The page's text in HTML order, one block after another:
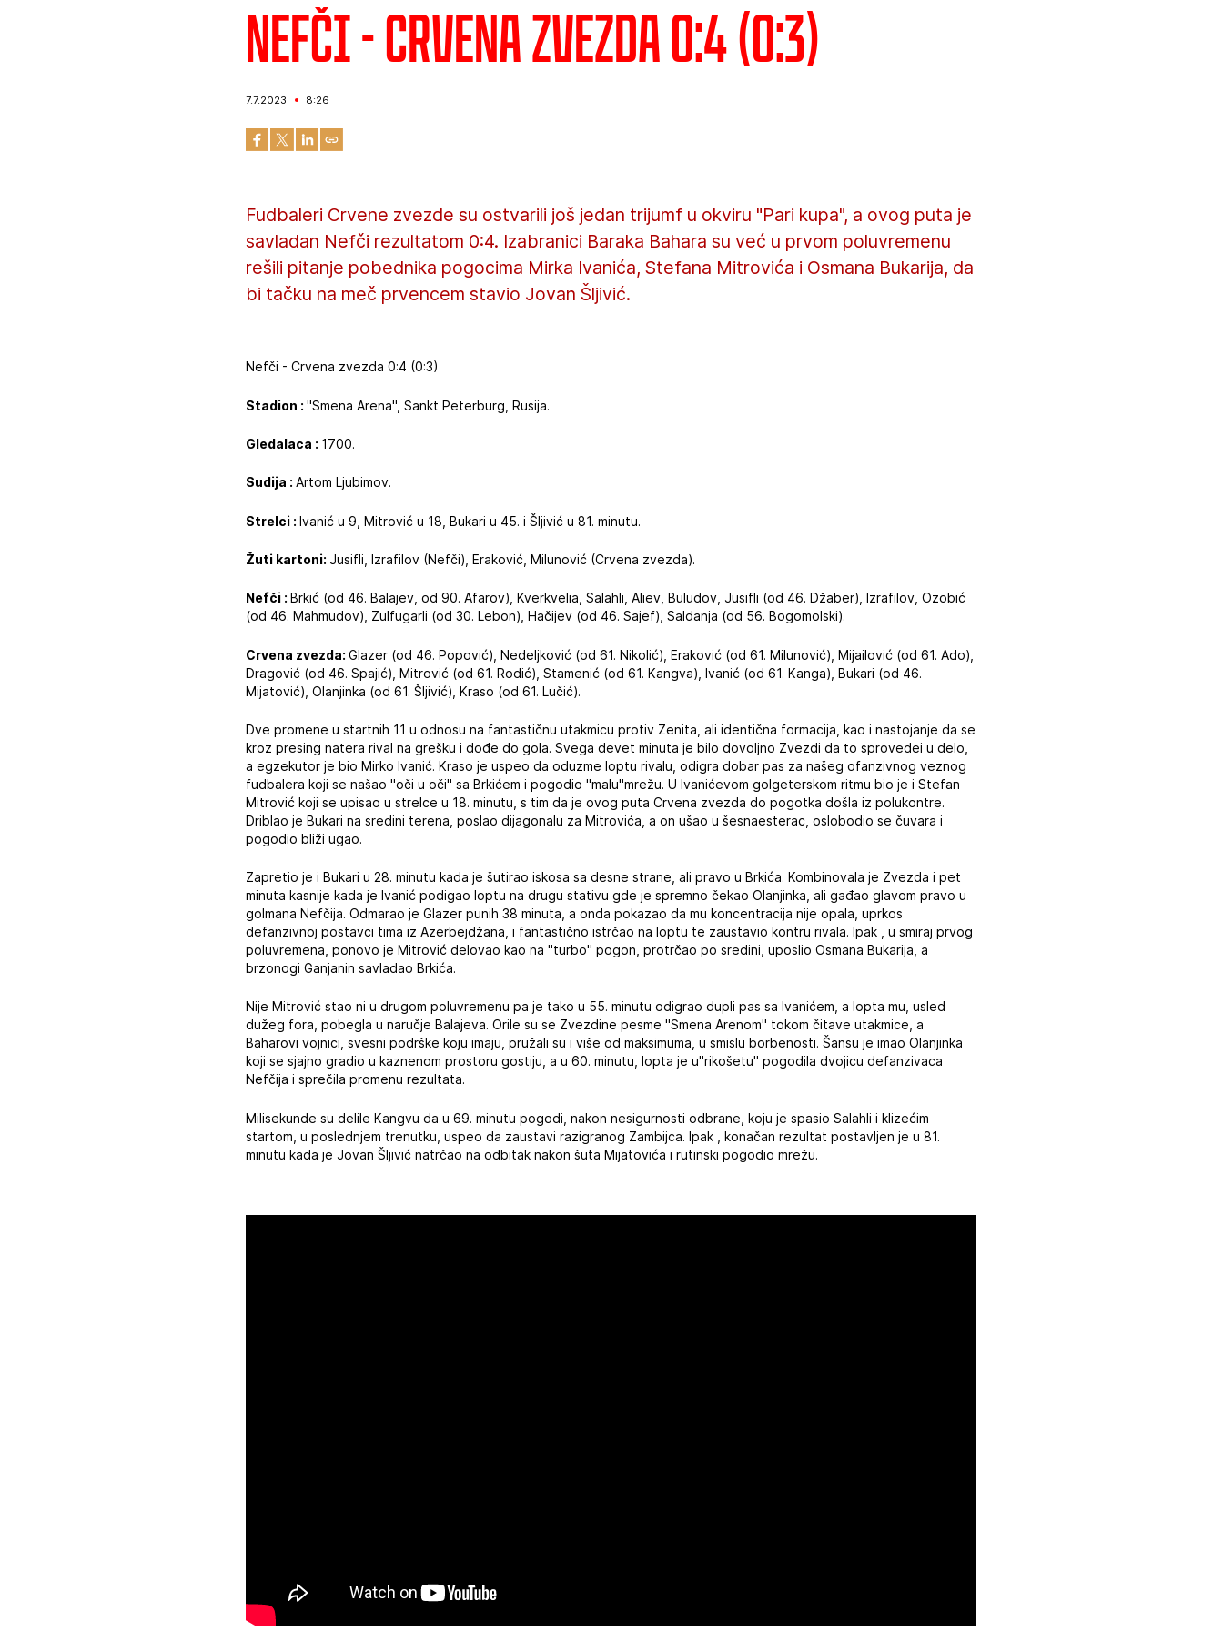
Nefči - Crvena zvezda 0:4 (0:3)
7.7.2023 8:26
Fudbaleri Crvene zvezde su ostvarili još jedan trijumf u okviru "Pari kupa", a ovog puta je
savladan Nefči rezultatom 0:4. Izabranici Baraka Bahara su već u prvom poluvremenu
rešili pitanje pobednika pogocima Mirka Ivanića, Stefana Mitrovića i Osmana Bukarija, da
bi tačku na meč prvencem stavio Jovan Šljivić.
Nefči - Crvena zvezda 0:4 (0:3)
Stadion :"Smena Arena", Sankt Peterburg, Rusija.
Gledalaca : 1700.
Sudija :Artom Ljubimov.
Strelci :Ivanić u 9, Mitrović u 18, Bukari u 45. i Šljivić u 81. minutu.
Žuti kartoni: Jusifli, Izrafilov (Nefči), Eraković, Milunović (Crvena zvezda).
Nefči :Brkić (od 46. Balajev, od 90. Afarov), Kverkvelia, Salahli, Aliev, Buludov, Jusifli (od 46. Džaber), Izrafilov, Ozobić
(od 46. Mahmudov), Zulfugarli (od 30. Lebon), Hačijev (od 46. Sajef), Saldanja (od 56. Bogomolski).
Crvena zvezda:Glazer (od 46. Popović), Nedeljković (od 61. Nikolić), Eraković (od 61. Milunović), Mijailović (od 61. Ado),
Dragović (od 46. Spajić), Mitrović (od 61. Rodić), Stamenić (od 61. Kangva), Ivanić (od 61. Kanga), Bukari (od 46.
Mijatović), Olanjinka (od 61. Šljivić), Kraso (od 61. Lučić).
Dve promene u startnih 11 u odnosu na fantastičnu utakmicu protiv Zenita, ali identična formacija, kao i nastojanje da se
kroz presing natera rival na grešku i dođe do gola. Svega devet minuta je bilo dovoljno Zvezdi da to sprovedei u delo,
a egzekutor je bio Mirko Ivanić. Kraso je uspeo da oduzme loptu rivalu, odigra dobar pas za našeg ofanzivnog veznog
fudbalera koji se našao "oči u oči" sa Brkićem i pogodio "malu"mrežu. U Ivanićevom golgeterskom ritmu bio je i Stefan
Mitrović koji se upisao u strelce u 18. minutu, s tim da je ovog puta Crvena zvezda do pogotka došla iz polukontre.
Driblao je Bukari na sredini terena, poslao dijagonalu za Mitrovića, a on ušao u šesnaesterac, oslobodio se čuvara i
pogodio bliži ugao.
Zapretio je i Bukari u 28. minutu kada je šutirao iskosa sa desne strane, ali pravo u Brkića. Kombinovala je Zvezda i pet
minuta kasnije kada je Ivanić podigao loptu na drugu stativu gde je spremno čekao Olanjinka, ali gađao glavom pravo u
golmana Nefčija. Odmarao je Glazer punih 38 minuta, a onda pokazao da mu koncentracija nije opala, uprkos
defanzivnoj postavci tima iz Azerbejdžana, i fantastično istrčao na loptu te zaustavio kontru rivala. Ipak , u smiraj prvog
poluvremena, ponovo je Mitrović delovao kao na "turbo" pogon, protrčao po sredini, uposlio Osmana Bukarija, a
brzonogi Ganjanin savladao Brkića.
Nije Mitrović stao ni u drugom poluvremenu pa je tako u 55. minutu odigrao dupli pas sa Ivanićem, a lopta mu, usled
dužeg fora, pobegla u naručje Balajeva. Orile su se Zvezdine pesme "Smena Arenom" tokom čitave utakmice, a
Baharovi vojnici, svesni podrške koju imaju, pružali su i više od maksimuma, u smislu borbenosti. Šansu je imao Olanjinka
koji se sjajno gradio u kaznenom prostoru gostiju, a u 60. minutu, lopta je u"rikošetu" pogodila dvojicu defanzivaca
Nefčija i sprečila promenu rezultata.
Milisekunde su delile Kangvu da u 69. minutu pogodi, nakon nesigurnosti odbrane, koju je spasio Salahli i klizećim
startom, u poslednjem trenutku, uspeo da zaustavi razigranog Zambijca. Ipak , konačan rezultat postavljen je u 81.
minutu kada je Jovan Šljivić natrčao na odbitak nakon šuta Mijatovića i rutinski pogodio mrežu.